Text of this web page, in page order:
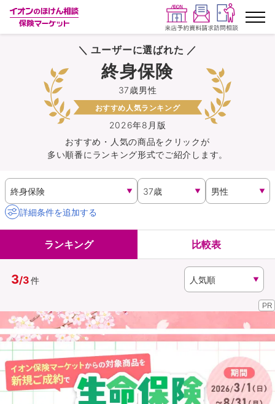
ランキングから探す
保険を比較する
保険会社から探す
イオンカード会員さま専用保険
キャンペーン一覧
イオングループ従業員さま向け
資料請求
（無料）
訪問相談
イオンカード会員さま専用保険
＼ ユーザーに選ばれた ／
2026年8月版
37歳男性
終身保険
おすすめ人気ランキング
おすすめ・人気の商品をクリックが
多い順番にランキング形式でご紹介します。
詳細条件を追加する
ランキング 比較表
3/3件
PR